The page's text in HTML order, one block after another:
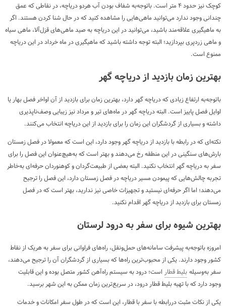
کوچک نیز حدود ۴ متر است. باتوجه‌به شفاف بودن آب هردو دریاچه، در نقاطی که عمق
چندانی وجود ندارد می‌توانید ماهی‌هایی را مشاهده کنید که در حال شنا کردن هستند. اگر
به ماهیگیری علاقه‌مند باشید، می‌توانید در این دریاچه به صید ماهی‌های قزل‌آلا، ماهی سیاه
و ماهی زردپری بپردازید؛ البته توجه داشته باشید که ماهیگیری در ماه خرداد در این دریاچه
ممنوع است.
بهترین زمان بازدید از دریاچه گهر
باتوجه‌به ارتفاع زیادی که دریاچه گهر دارد، بهترین زمان برای بازدید از آن اواخر فصل بهار یا
اوایل فصل پاییز است. البته دریاچه گهر در ماه‌های تیر و مرداد نیز زیبایی وصف‌ناپذیری
داشته و بسیاری از گردشگران این زمان را برای بازدید از این دریاچه انتخاب می‌کنند.
نکته‌ای که در رابطه با بازدید از دریاچه گهر وجود دارد، این است که معمولا در فصل زمستان
بارش‌های سنگینی در این منطقه رخ می‌دهند و بهتر است که به‌هیچ‌عنوان این فصل را برای
سفر به دریاچه گهر انتخاب نکنید. البته بعضی از طبیعت‌گردان و کوهنوردان حرفه‌ای به‌خاطر
تجربه چالش‌هایی که پیمودن مسیر دریاچه در فصل زمستان دارد، این فصل را ترجیح
می‌دهند؛ اما اگر حرفه‌ای نیستید و تجهیزات خاصی نیز ندارید، بهتر است که در فصل
زمستان برای بازدید از دریاچه گهر اقدام نکنید.
بهترین شیوه برای سفر به درود لرستان
امروزه باتوجه‌به پیشرفت سامانه‌های حمل‌ونقل، راه‌های فراوانی برای سفر به هریک از نقاط
کشور وجود دارند. یکی از محبوب‌ترین راه‌ها که بسیاری از گردشگران آن را ترجیح می‌دهند،
سفر به‌وسیله بلیط قطار است؛ درود به سیستم راه‌آهن کشور متصل بوده و این قابلیت
وجود دارد که با تهیه بلیط قطار درود، در سریع‌ترین زمان ممکن به این شهر برسید.
یکی از نکات مثبت دررابطه با سفر با قطار، این است که در طول سفر امکانات و خدمات